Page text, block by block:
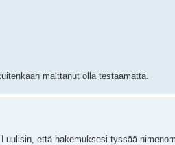
malttanut olla testaamatta.
että hakemuksesi tyssää